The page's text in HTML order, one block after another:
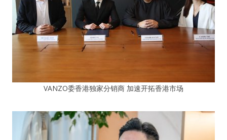
VANZO委香港独家分销商 加速开拓香港市场